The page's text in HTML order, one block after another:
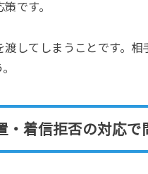
です。
してしまうことです。相
着信拒否の対応で